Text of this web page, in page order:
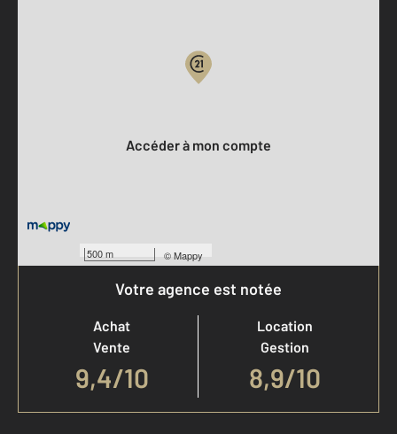
500 m ©Mappy
Accéder à mon compte
Votre agence est notée
Achat
Vente
9,4/10
Location
Gestion
8,9/10